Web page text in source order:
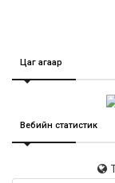
Цаг агаар
Вебийн статистик